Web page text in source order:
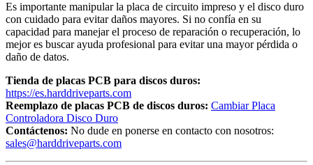
Es importante manipular la placa de circuito impreso y el disco duro
con cuidado para evitar daños mayores. Si no confía en su
capacidad para manejar el proceso de reparación o recuperación, lo
mejor es buscar ayuda profesional para evitar una mayor pérdida o
daño de datos.
Tienda de placas PCB para discos duros:
https://es.harddriveparts.com
Reemplazo de placas PCB de discos duros: Cambiar Placa
Controladora Disco Duro
Contáctenos: No dude en ponerse en contacto con nosotros:
sales@harddriveparts.com